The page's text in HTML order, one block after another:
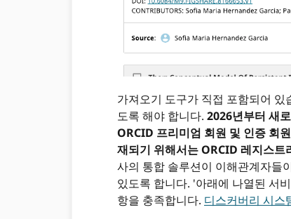
가져오기 도구가 직접 포함되어
도록 해야 합니다. 2026년부터 새
ORCID 프리미엄 회원 및 인증 회원
재되기 위해서는 ORCID 레지스트
사의 통합 솔루션이 이해관계자들
있도록 합니다. '아래에 나열된 서
항을 충족합니다. 디스커버리 시스